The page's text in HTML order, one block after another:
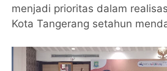
menjadi prioritas dalam
Kota Tangerang setahun